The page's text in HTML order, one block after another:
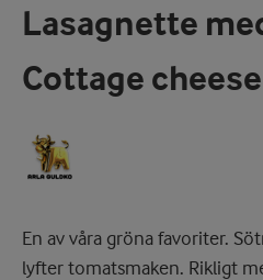
Lasagnette
Cottage cheese
En av våra gröna favoriter.
lyfter tomatsmaken. Rikligt